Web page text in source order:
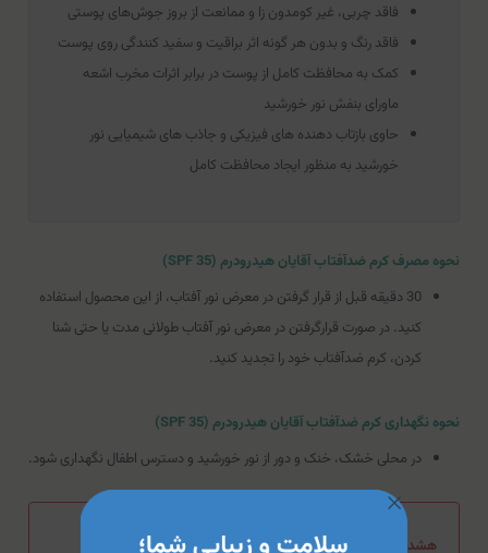
فاقد چربی، غیر کومدون زا و ممانعت از بروز جوش‌های پوستی
فاقد رنگ و بدون هر گونه اثر براقیت و سفید کنندگی روی پوست
کمک به محافظت کامل از پوست در برابر اثرات مخرب اشعه
ماورای بنفش نور خورشید
حاوی بازتاب دهنده های فیزیکی و جاذب های شیمیایی نور
خورشید به منظور ایجاد محافظت کامل
نحوه مصرف کرم ضدآفتاب آقایان هیدرودرم (SPF 35)
30 دقیقه قبل از قرار گرفتن در معرض نور آفتاب، از این محصول استفاده
کنید. در صورت قرار‌گرفتن در معرض نور آفتاب طولانی مدت یا حتی شنا
‌کردن، کرم ضدآفتاب خود را تجدید کنید.
نحوه نگهداری کرم ضدآفتاب آقایان هیدرودرم (SPF 35)
در محلی خشک، خنک و دور از نور خورشید و دسترس اطفال نگهداری شود.
هشدار مصرف کرم ضدآفتاب آقایان هیدرودرم (SPF 35)